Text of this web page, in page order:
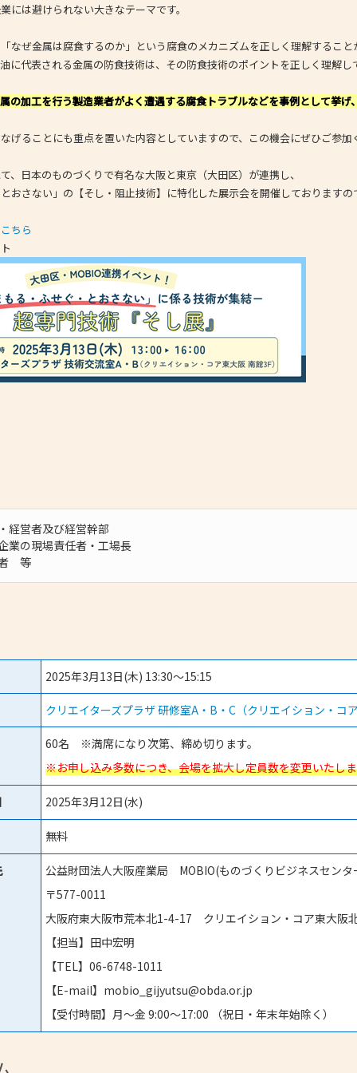
- 大阪の伝統工芸品
には避けられない大きなテーマです。
なぜ金属は腐食するのか」という腐食のメカニズムを正しく理解すること
に代表される金属の防食技術は、その防食技術のポイントを正しく理解
の加工を行う製造業者がよく遭遇する腐食トラブルなどを事例として挙
げることにも重点を置いた内容としていますので、この機会にぜひご参加
、日本のものづくりで有名な大阪と東京（大田区）が連携し、
おさない」の【そし・阻止技術】に特化した展示会を開催しております
こちら
経営者及び経営幹部
業の現場責任者・工場長
者 等
2025年3月13日(木) 13:30～15:15
クリエイターズプラザ 研修室A・B・C（クリエイション・コ
60名 ※満席になり次第、締め切ります。
※お申し込み多数につき、会場を拡大し定員数を変更いたし
2025年3月12日(水)
無料
公益財団法人大阪産業局 MOBIO(ものづくりビジネスセンタ
〒577-0011
大阪府東大阪市荒本北1-4-17 クリエイション・コア東大阪
【担当】田中宏明
【TEL】06-6748-1011
【E-mail】mobio_gijyutsu@obda.or.jp
【受付時間】月〜金 9:00〜17:00 （祝日・年末年始除く）